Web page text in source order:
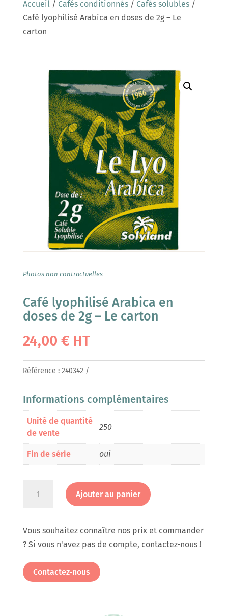
Accueil/ Cafés conditionnés/ Cafés solubles/
Café lyophilisé Arabica en doses de 2g – Le
carton
Photos non contractuelles
Café lyophilisé Arabica en
doses de 2g – Le carton
24,00 € HT
Référence : 240342
Informations complémentaires
Unité de quantité
de vente
250
Fin de série oui
lyophilisé
Arabica
doses
de
Ajouter au panier
Vous souhaitez connaître nos prix et commander
? Si vous n'avez pas de compte, contactez-nous !
Contactez-nous